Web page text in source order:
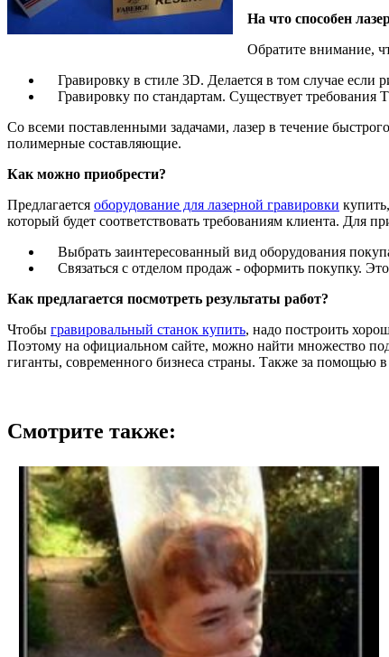
На что способен
Обратите внимание,
Гравировку в стиле 3D. Делается в том случае если
Гравировку по стандартам. Существует
Со всеми поставленными задачами, лазер в течение
полимерные составляющие.
Как можно приобрести?
Предлагается оборудование для лазерной гравировки
который будет соответствовать требованиям клиента. Для
Выбрать заинтересованный вид оборудования
Связаться с отделом продаж - оформить покупку.
Как предлагается посмотреть результаты работ?
Чтобы гравировальный станок купить, надо построить
Поэтому на официальном сайте, можно найти множество
гиганты, современного бизнеса страны. Также за помощью
Смотрите также: